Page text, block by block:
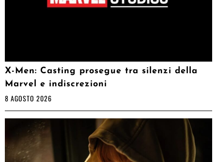
X-Men: Casting prosegue tra silenzi della
Marvel e indiscrezioni
8 AGOSTO 2026